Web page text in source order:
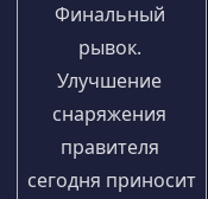
Финальный
рывок.
Улучшение
снаряжения
правителя
сегодня приносит